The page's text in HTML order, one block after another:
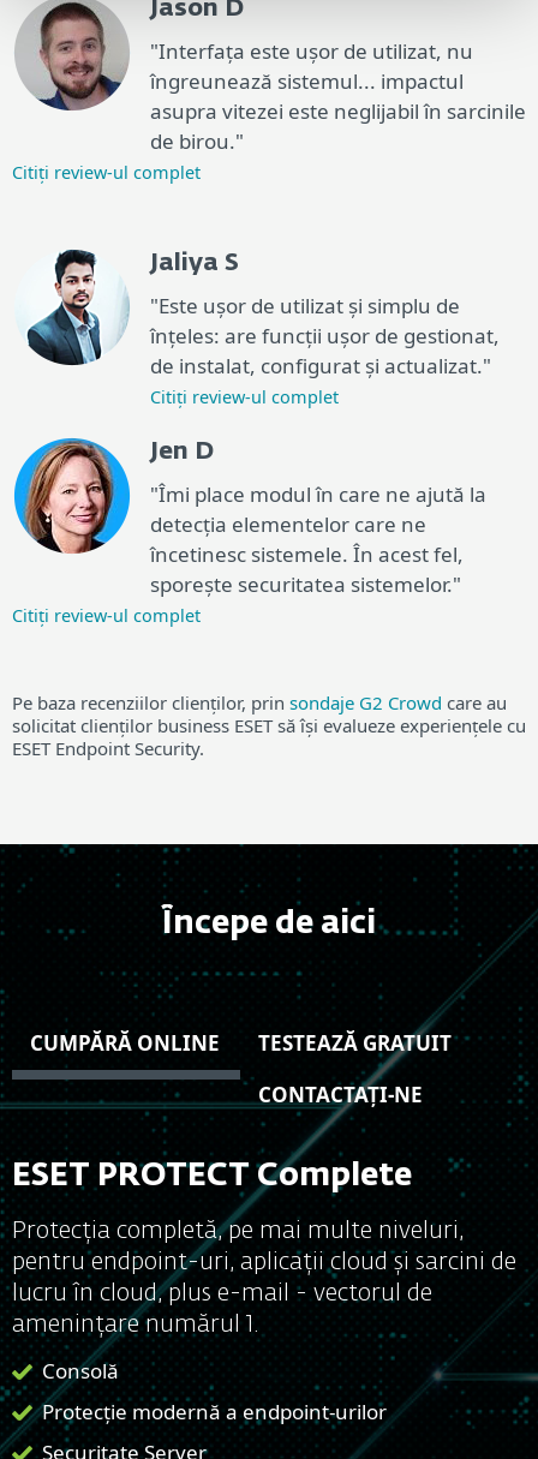
Jason D
"Interfața este ușor de utilizat, nu
îngreunează sistemul... impactul
asupra vitezei este neglijabil în sarcinile
de birou."
Citiți review-ul complet
Jaliya S
"Este ușor de utilizat și simplu de
înțeles: are funcții ușor de gestionat,
de instalat, configurat și actualizat."
Citiți review-ul complet
Jen D
"Îmi place modul în care ne ajută la
detecția elementelor care ne
încetinesc sistemele. În acest fel,
sporește securitatea sistemelor."
Citiți review-ul complet
Pe baza recenziilor clienților, prin sondaje G2 Crowd care au
solicitat clienților business ESET să își evalueze experiențele cu
ESET Endpoint Security.
Începe de aici
CUMPĂRĂ ONLINE
TESTEAZĂ GRATUIT
CONTACTAȚI-NE
ESET PROTECT Complete
Protecția completă, pe mai multe niveluri,
pentru endpoint-uri, aplicații cloud și sarcini de
lucru în cloud, plus e-mail - vectorul de
amenințare numărul 1.
Consolă
Protecție modernă a endpoint-urilor
Securitate Server